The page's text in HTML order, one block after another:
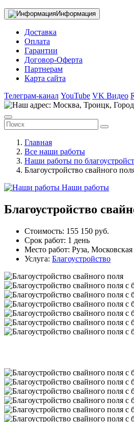
Информация
Доставка
Оплата
Гарантии
Договор-Оферта
Партнерам
Карта сайта
Телеграм-канал YouTube VK Видео
Главная
Все наши работы
Наши работы по
Благоустройство свайного
Наши работы
Благоустройство
Стоимость: 155 150 руб.
Срок работ: 1 день
Место работ: Руза, Московская
Услуга: Благоустройство